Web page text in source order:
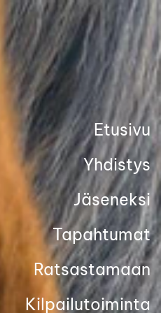
Etusivu
Yhdistys
Jäseneksi
Tapahtumat
Ratsastamaan
Kilpailutoiminta